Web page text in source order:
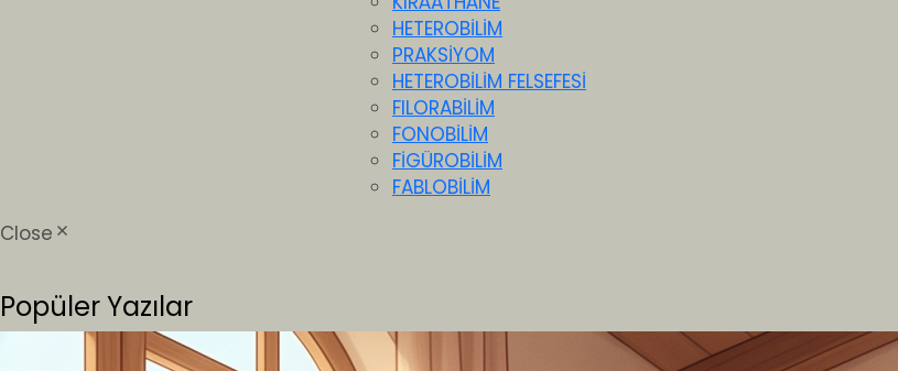
HETEROBİLİM
PRAKSİYOM
HETEROBİLİM FELSEFESİ
FILORABİLİM
FONOBİLİM
FİGÜROBİLİM
FABLOBİLİM
Close
Popüler Yazılar